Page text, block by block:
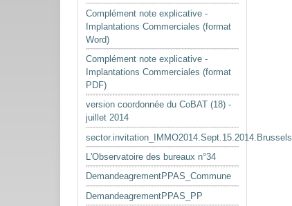
Complément note explicative -
Implantations Commerciales (format
Word)
Complément note explicative -
Implantations Commerciales (format
PDF)
version coordonnée du CoBAT (18) -
juillet 2014
sector.invitation_IMMO2014.Sept.15.2014.Brussels.
L'Observatoire des bureaux n°34
DemandeagrementPPAS_Commune
DemandeagrementPPAS_PP